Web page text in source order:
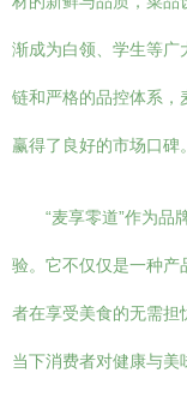
渐成为白领、学生等广
链和严格的品控体系，
赢得了良好的市场口碑。
“麦享零道”作为品
验。它不仅仅是一种
者在享受美食的无需担
当下消费者对健康与